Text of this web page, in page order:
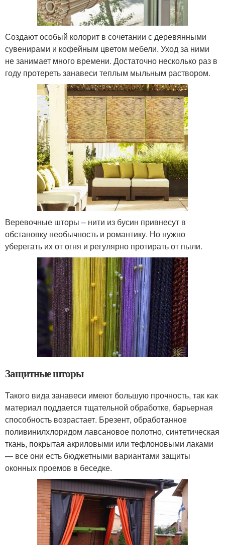
Создают особый колорит в сочетании с деревянными
сувенирами и кофейным цветом мебели. Уход за ними
не занимает много времени. Достаточно несколько раз в
году протереть занавеси теплым мыльным раствором.
Веревочные шторы – нити из бусин привнесут в
обстановку необычность и романтику. Но нужно
уберегать их от огня и регулярно протирать от пыли.
Защитные шторы
Такого вида занавеси имеют большую прочность, так как
материал поддается тщательной обработке, барьерная
способность возрастает. Брезент, обработанное
поливинилхлоридом лавсановое полотно, синтетическая
ткань, покрытая акриловыми или тефлоновыми лаками
— все они есть бюджетными вариантами защиты
оконных проемов в беседке.